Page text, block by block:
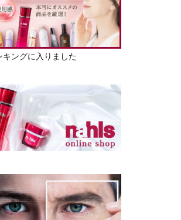
ングに入りました